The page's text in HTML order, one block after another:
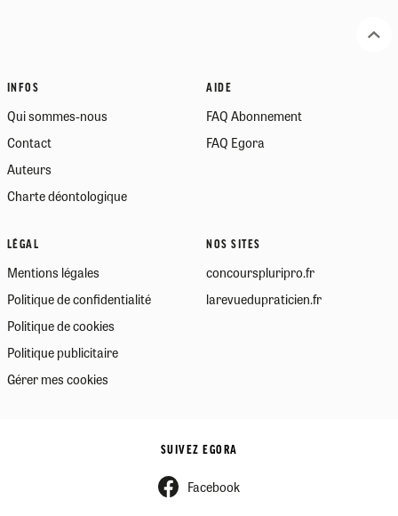
INFOS
Qui sommes-nous
Contact
Auteurs
Charte déontologique
AIDE
FAQ Abonnement
FAQ Egora
LÉGAL
Mentions légales
Politique de confidentialité
Politique de cookies
Politique publicitaire
Gérer mes cookies
NOS SITES
concourspluripro.fr
larevuedupraticien.fr
SUIVEZ EGORA
Facebook